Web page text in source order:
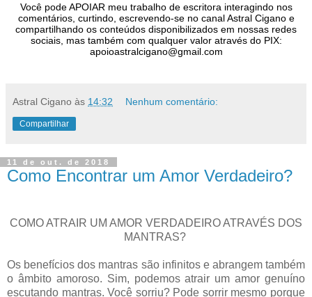
Você pode APOIAR meu trabalho de escritora interagindo nos
comentários, curtindo, escrevendo-se no canal Astral Cigano e
compartilhando os conteúdos disponibilizados em nossas redes
sociais, mas também com qualquer valor através do PIX:
apoioastralcigano@gmail.com
Astral Cigano às 14:32 Nenhum comentário:
Compartilhar
11 de out. de 2018
Como Encontrar um Amor Verdadeiro?
COMO ATRAIR UM AMOR VERDADEIRO ATRAVÉS DOS
MANTRAS?
Os benefícios dos mantras são infinitos e abrangem também
o âmbito amoroso. Sim, podemos atrair um amor genuíno
escutando mantras. Você sorriu? Pode sorrir mesmo porque